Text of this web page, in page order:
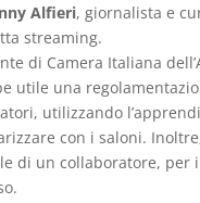
Alfieri, giornalista e
streaming.
di Camera Italiana
utile una
utilizzando
con i saloni.
di un collaboratore, per